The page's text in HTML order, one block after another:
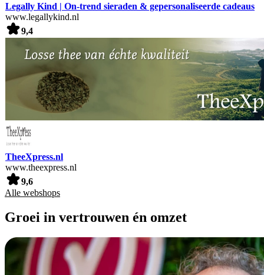
Legally Kind | On-trend sieraden & gepersonaliseerde cadeaus
www.legallykind.nl
9,4
TheeXpress.nl
www.theexpress.nl
9,6
Alle webshops
Groei in vertrouwen én omzet